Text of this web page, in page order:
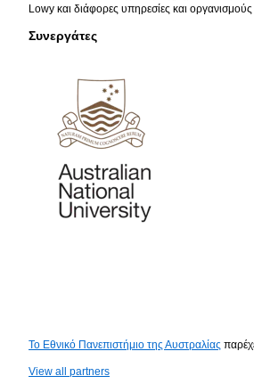
Lowy και διάφορες υπηρεσίες και
Συνεργάτες
Το Εθνικό Πανεπιστήμιο της Αυστραλίας
View all partners